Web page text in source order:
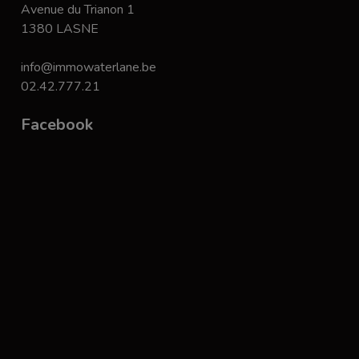
Avenue du Trianon 1
1380 LASNE
info@immowaterlane.be
02.42.777.21
Facebook